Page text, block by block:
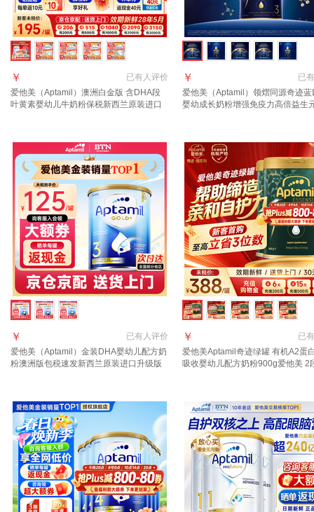
已有人评价
￥
爱他美（Aptamil）澳洲白金版 含DHA段
叶黄素婴幼儿牛奶粉保税新西兰原装进口
已有
￥
爱他美（Aptamil）领熠同源奇迹蓝
婴幼成长奶粉增强免疫力高倍益生
已有人评价
￥
爱他美（Aptamil）金装DHA婴幼儿配方奶
粉澳洲版包税速发新西兰原装进口升级版
已有
￥
爱他美Aptamil奇迹绿罐 有机A2蛋
吸收婴幼儿配方奶粉900g爱他美 2